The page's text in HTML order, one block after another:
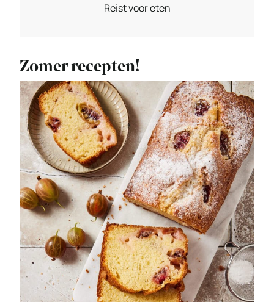
Reist voor eten
Zomer recepten!